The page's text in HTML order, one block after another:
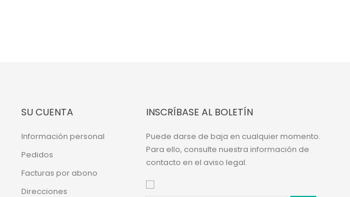
SU CUENTA
Información personal
Pedidos
Facturas por abono
Direcciones
INSCRÍBASE AL BOLETÍN
Puede darse de baja en cualquier momento.
Para ello, consulte nuestra información de
contacto en el aviso legal.